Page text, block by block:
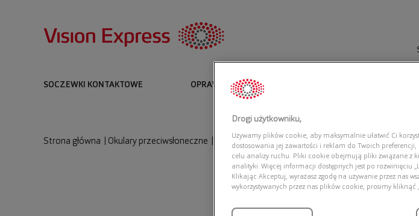
SOCZEWKI KONTAKTOWE OPRAWKI I OKULARY KOREKCYJNE
Strona główna Okulary przeciwsłoneczne DOLCE & GABBANA 0DG4405 501/8G
Drogi użytkowniku,
Używamy plików cookie, aby maksymalnie ułatwić Ci
dostosowania jej zawartości i reklam do Twoich
celu analizy ruchu. Pliki cookie obejmują pliki związane z
analityki. Więcej informacji dostępnych jest po rozwinięciu
Klikając Akceptuj, wyrażasz zgodę na używanie przez nas
wykorzystywanych przez nas plików cookie, prosimy kliknąć